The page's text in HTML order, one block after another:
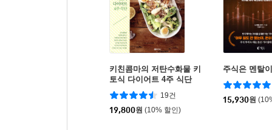
키친콤마의 저탄수화물 키
토식 다이어트 4주 식단
19건
19,800원 (10% 할인)
주식은 멘탈
15,930원